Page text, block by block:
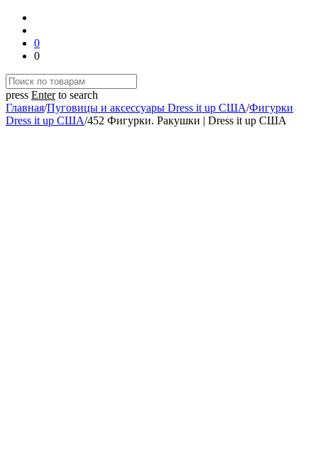
0
0
press Enterto search
Главная/Пуговицы и аксессуары Dress it up США/Фигурки
Dress it up США/452 Фигурки. Ракушки | Dress it up США